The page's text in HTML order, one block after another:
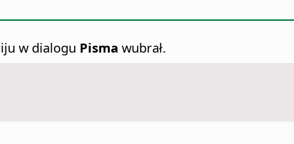
w dialogu Pisma wubrał.